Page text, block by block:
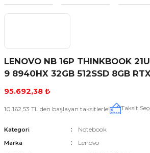
LENOVO NB 16P THINKBOOK
9 8940HX 32GB 512SSD 8GB
95.692,38 ₺
10.162,53 TL den başlayan taksitlerle! Taksit
Kategori Notebook
Marka Lenovo